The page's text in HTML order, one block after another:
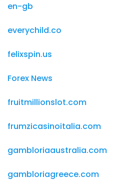
en-gb
everychild.co
felixspin.us
Forex News
fruitmillionslot.com
frumzicasinoitalia.com
gambloriaaustralia.com
gambloriagreece.com